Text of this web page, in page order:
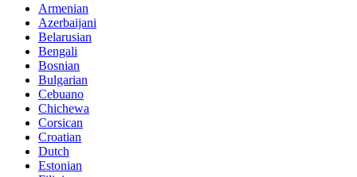
Armenian
Azerbaijani
Belarusian
Bengali
Bosnian
Bulgarian
Cebuano
Chichewa
Corsican
Croatian
Dutch
Estonian